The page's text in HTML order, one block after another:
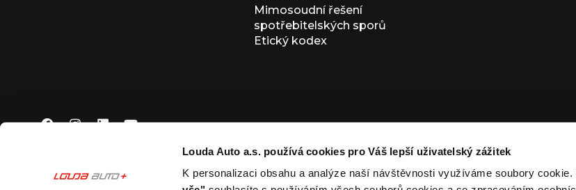
Louda Auto a.s. používá cookies pro Váš lepší uživatelský zážitek
K personalizaci obsahu a analýze naší návštěvnosti využíváme soubory cookie.
Mimosoudní řešení
spotřebitelských sporů
Etický kodex
© 2026 Louda Auto a.s. Všechna práva vyhrazena